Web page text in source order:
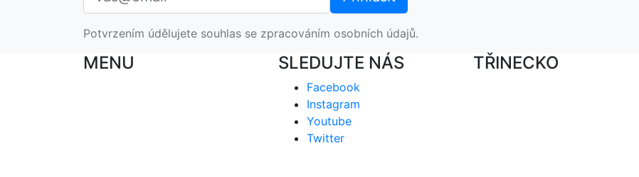
Potvrzením údělujete souhlas se zpracováním osobních údajů.
MENU SLEDUJTE NÁS
Facebook
Instagram
Youtube
Twitter
TŘINECKO